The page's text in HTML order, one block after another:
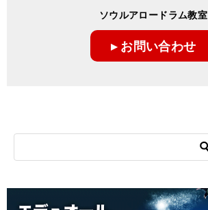
ソウルアロードラム教室
▸ お問い合わせ